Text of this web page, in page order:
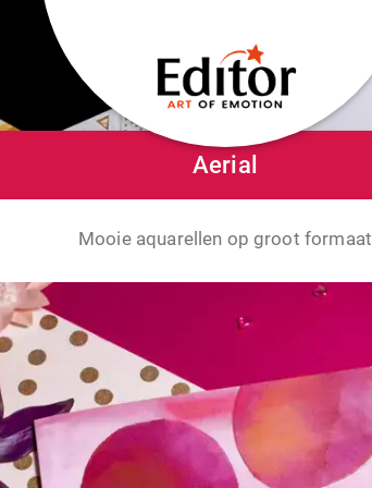
Aerial
Mooie aquarellen op groot formaat